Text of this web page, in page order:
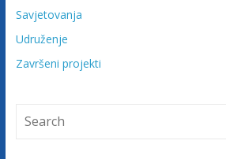
u
e
n
Savjetovanja
Udruženje
Završeni projekti